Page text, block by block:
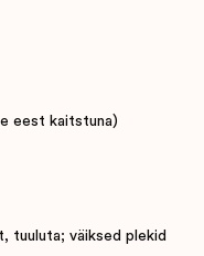
eest kaitstuna)
tuuluta; väiksed plekid